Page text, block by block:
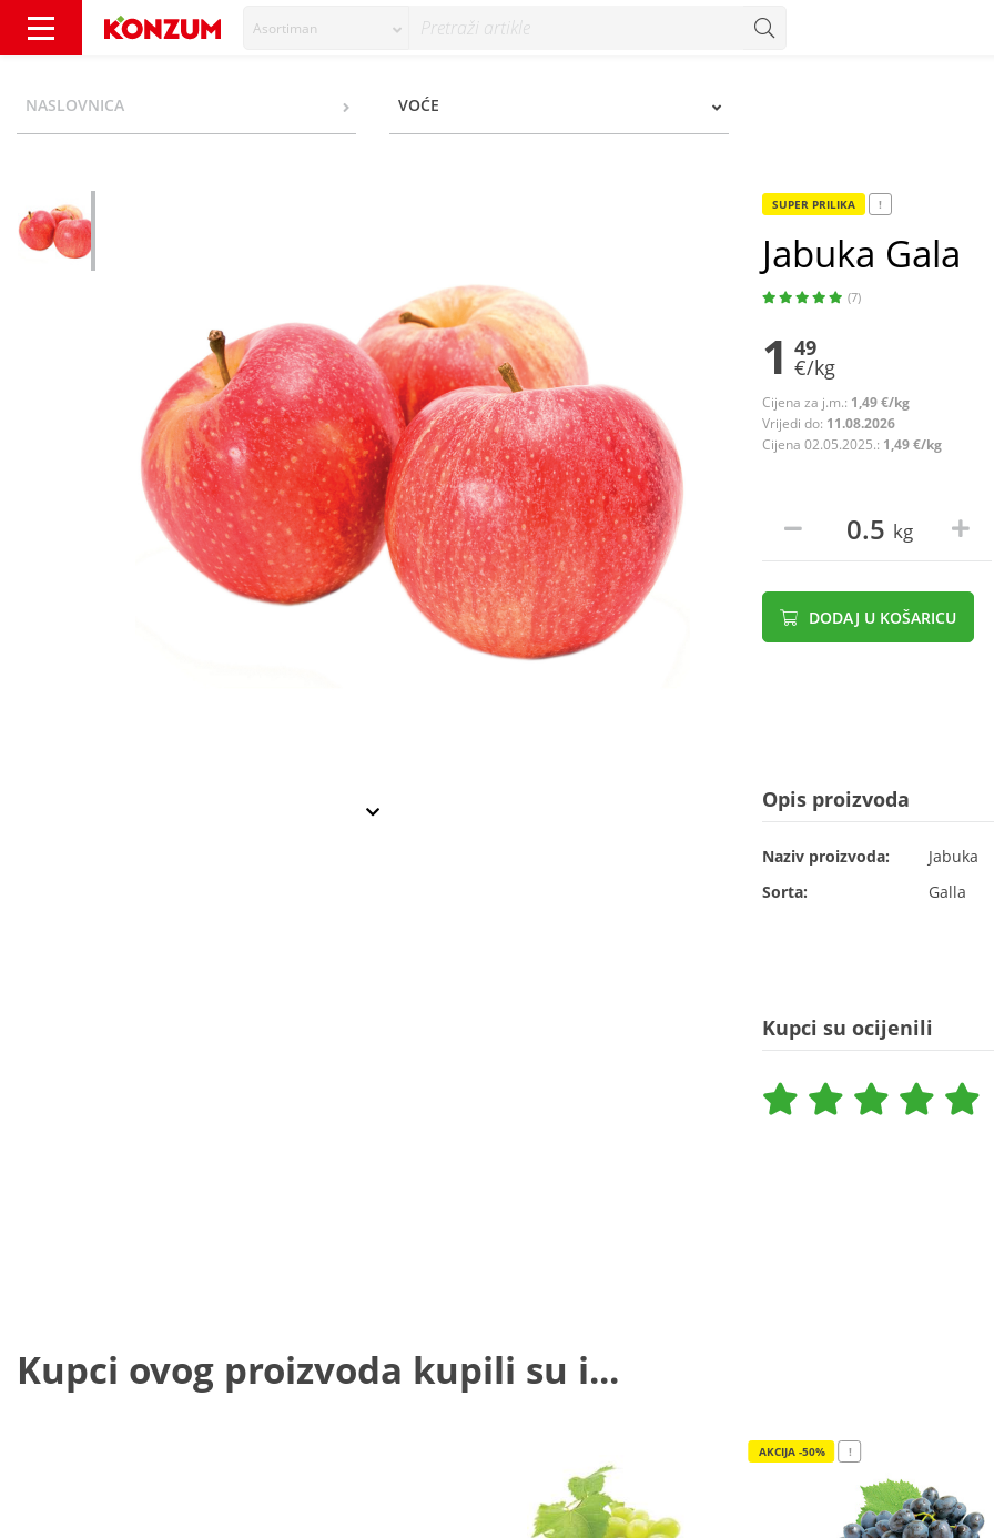
Asortiman
NASLOVNICA VOĆE
SUPER PRILIKA !
Jabuka Gala
(7)
1 49
€/kg
Cijena za j.m.: 1,49 €/kg
Vrijedi do: 11.08.2026
Cijena 02.05.2025.: 1,49 €/kg
kg
DODAJ U KOŠARICU
Opis proizvoda
Naziv proizvoda:
Jabuka
Sorta:
Galla
Kupci su ocijenili
Kupci ovog proizvoda kupili su i...
AKCIJA -50% !